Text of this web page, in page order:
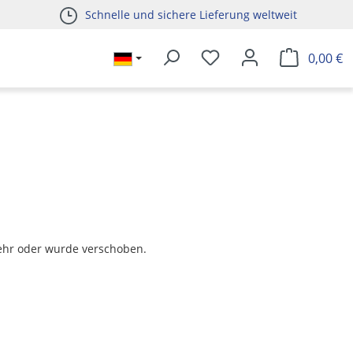
Schnelle und sichere Lieferung weltweit
0,00 €
oder wurde verschoben.